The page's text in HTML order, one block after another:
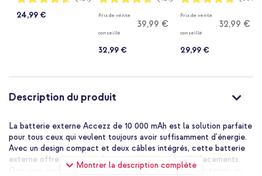
92%
24,99 €
94%
Prix de vente
conseillé
39,99 €
32,99 €
95%
Prix de vente
conseillé
32,99 €
29,99 €
Description du produit
Montrer la description complète
La batterie externe Accezz de 10 000 mAh est la solution parfaite
pour tous ceux qui veulent toujours avoir suffisamment d'énergie.
Avec un design compact et deux câbles intégrés, cette batterie
externe offre beaucoup de commodité pour les déplacements.
Que vous vouliez charger plusieurs appareils en même temps ou